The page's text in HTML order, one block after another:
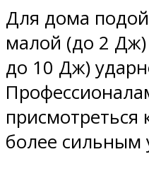
Для дома
малой (до 2
до 10 Дж)
присмотреться
более сильным